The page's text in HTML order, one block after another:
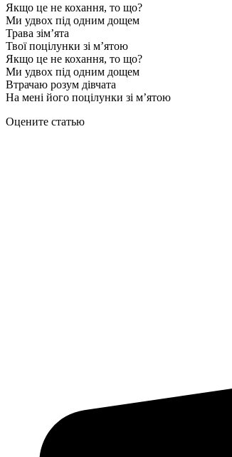
Якщо це не кохання, то що?
Ми удвох під одним дощем
Трава зім’ята
Твої поцілунки зі м’ятою
Якщо це не кохання, то що?
Ми удвох під одним дощем
Втрачаю розум дівчата
На мені його поцілунки зі м’ятою
Оцените статью